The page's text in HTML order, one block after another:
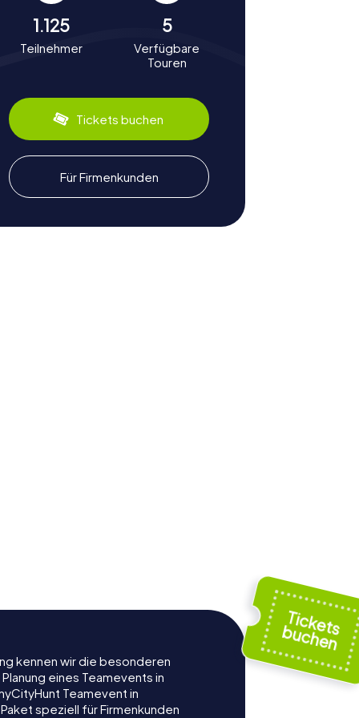
1.125
Teilnehmer
5
Verfügbare
Touren
Tickets buchen
Für Firmenkunden
kennen wir die besonderen
eines Teamevents in
Teamevent in
speziell für Firmenkunden